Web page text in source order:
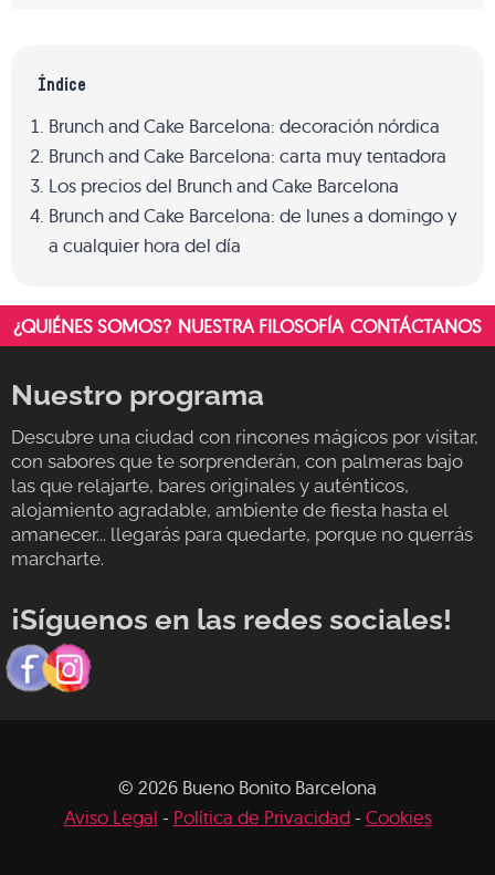
Índice
Brunch and Cake Barcelona: decoración nórdica
Brunch and Cake Barcelona: carta muy tentadora
Los precios del Brunch and Cake Barcelona
Brunch and Cake Barcelona: de lunes a domingo y
a cualquier hora del día
¿QUIÉNES SOMOS? NUESTRA FILOSOFÍA CONTÁCTANOS
Nuestro programa
Descubre una ciudad con rincones mágicos por visitar,
con sabores que te sorprenderán, con palmeras bajo
las que relajarte, bares originales y auténticos,
alojamiento agradable, ambiente de fiesta hasta el
amanecer... llegarás para quedarte, porque no querrás
marcharte.
¡Síguenos en las redes sociales!
© 2026 Bueno Bonito Barcelona
Aviso Legal - Política de Privacidad- Cookies